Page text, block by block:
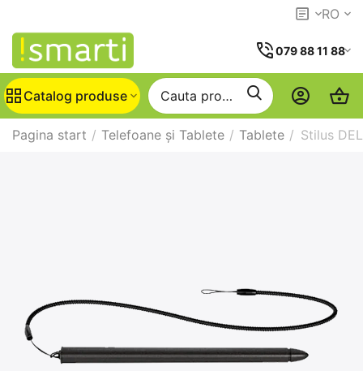
RO
079 88 11 88
Catalog produse
Pagina start / Telefoane și Tablete / Tablete / Stilus